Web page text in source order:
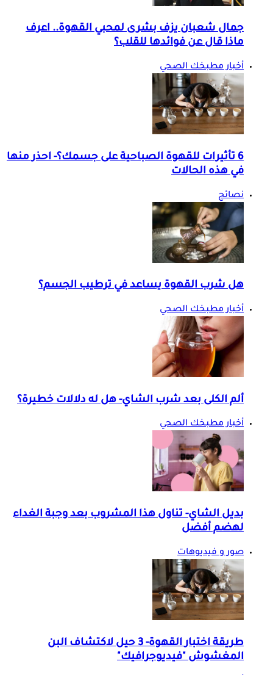
جمال شعبان يزف بشرى لمحبي القهوة.. اعرف
ماذا قال عن فوائدها للقلب؟
أخبار مطبخك الصحي
6 تأثيرات للقهوة الصباحية على جسمك؟- احذر منها
في هذه الحالات
نصائح
هل شرب القهوة يساعد في ترطيب الجسم؟
أخبار مطبخك الصحي
ألم الكلى بعد شرب الشاي- هل له دلالات خطيرة؟
أخبار مطبخك الصحي
بديل الشاي- تناول هذا المشروب بعد وجبة الغداء
لهضم أفضل
صور و فيديوهات
طريقة اختبار القهوة- 3 حيل لاكتشاف البن
المغشوش "فيديوجرافيك"